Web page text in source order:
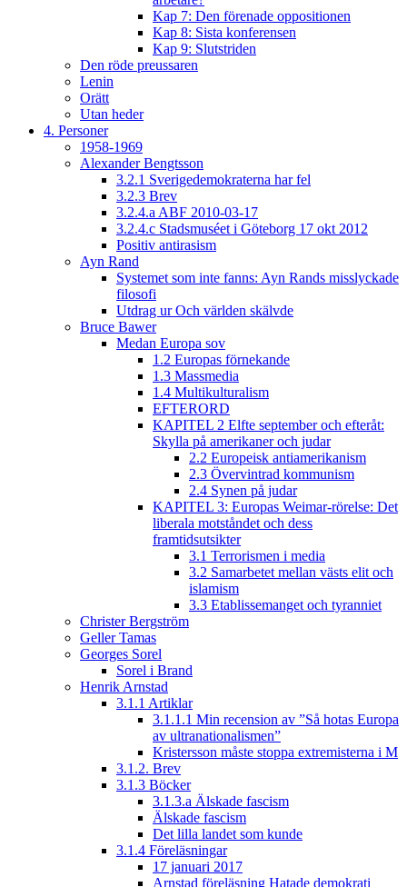
Kap 7: Den förenade oppositionen
Kap 8: Sista konferensen
Kap 9: Slutstriden
Den röde preussaren
Lenin
Orätt
Utan heder
4. Personer
1958-1969
Alexander Bengtsson
3.2.1 Sverigedemokraterna har fel
3.2.3 Brev
3.2.4.a ABF 2010-03-17
3.2.4.c Stadsmuséet i Göteborg 17 okt 2012
Positiv antirasism
Ayn Rand
Systemet som inte fanns: Ayn Rands misslyckade
filosofi
Utdrag ur Och världen skälvde
Bruce Bawer
Medan Europa sov
1.2 Europas förnekande
1.3 Massmedia
1.4 Multikulturalism
EFTERORD
KAPITEL 2 Elfte september och efteråt:
Skylla på amerikaner och judar
2.2 Europeisk antiamerikanism
2.3 Övervintrad kommunism
2.4 Synen på judar
KAPITEL 3: Europas Weimar-rörelse: Det
liberala motståndet och dess
framtidsutsikter
3.1 Terrorismen i media
3.2 Samarbetet mellan västs elit och
islamism
3.3 Etablissemanget och tyranniet
Christer Bergström
Geller Tamas
Georges Sorel
Sorel i Brand
Henrik Arnstad
3.1.1 Artiklar
3.1.1.1 Min recension av ”Så hotas Europa
av ultranationalismen”
Kristersson måste stoppa extremisterna i M
3.1.2. Brev
3.1.3 Böcker
3.1.3.a Älskade fascism
Älskade fascism
Det lilla landet som kunde
3.1.4 Föreläsningar
17 januari 2017
Arnstad föreläsning Hatade demokrati